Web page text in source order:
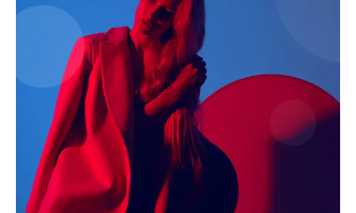
Contact us
Subscription Plans
My account